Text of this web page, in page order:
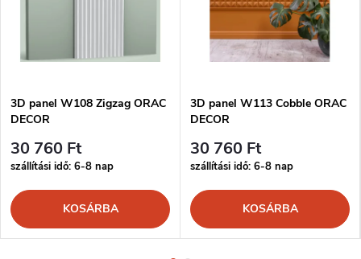
3D panel W108 Zigzag ORAC
DECOR
30 760 Ft
szállítási idő: 6-8 nap
KOSÁRBA
3D panel W113 Cobble ORAC
DECOR
30 760 Ft
szállítási idő: 6-8 nap
KOSÁRBA